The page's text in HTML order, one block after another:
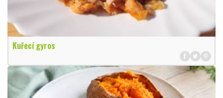
Kuřecí gyros